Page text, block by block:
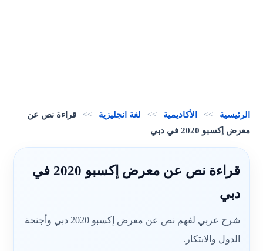
الرئيسية >> الأكاديمية >> لغة انجليزية >>
قراءة نص عن
معرض إكسبو 2020 في دبي
قراءة نص عن معرض إكسبو 2020 في
دبي
شرح عربي لفهم نص عن معرض إكسبو 2020 دبي وأجنحة
الدول والابتكار.